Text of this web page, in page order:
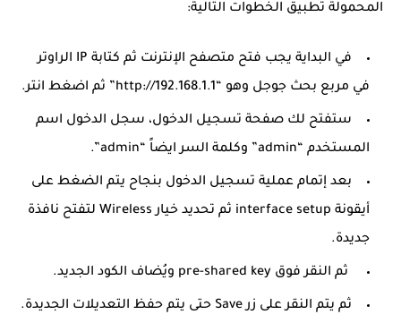
المحمولة تطبيق الخطوات التالية:
في البداية يجب فتح متصفح الإنترنت ثم كتابة IP الراوتر
في مربع بحث جوجل وهو “http://192.168.1.1” ثم اضغط انتر.
ستفتح لك صفحة تسجيل الدخول، سجل الدخول اسم
المستخدم “admin” وكلمة السر ايضاً “admin”.
بعد إتمام عملية تسجيل الدخول بنجاح يتم الضغط على
أيقونة interface setup ثم تحديد خيار Wireless لتفتح نافذة
جديدة.
ثم النقر فوق pre-shared key ويُضاف الكود الجديد.
ثم يتم النقر على زر Save حتى يتم حفظ التعديلات الجديدة.